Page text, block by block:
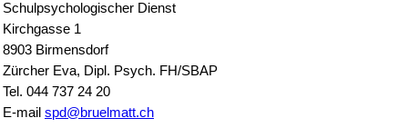
Schulpsychologischer Dienst
Kirchgasse 1
8903 Birmensdorf
Zürcher Eva, Dipl. Psych. FH/SBAP
Tel. 044 737 24 20
E-mail spd@bruelmatt.ch